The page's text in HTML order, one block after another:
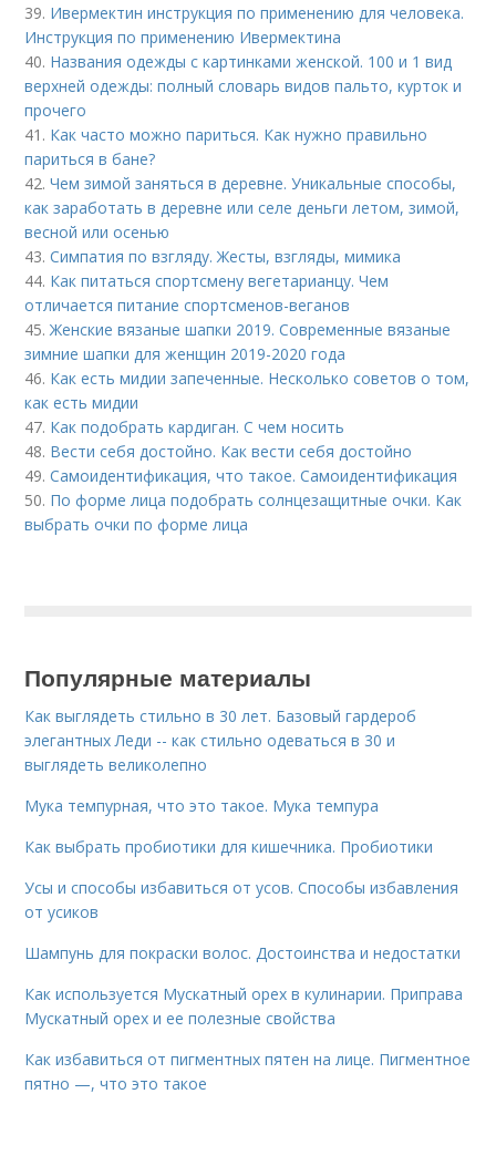
39. Ивермектин инструкция по применению для человека.
Инструкция по применению Ивермектина
40. Названия одежды с картинками женской. 100 и 1 вид
верхней одежды: полный словарь видов пальто, курток и
прочего
41. Как часто можно париться. Как нужно правильно
париться в бане?
42.Чем зимой заняться в деревне. Уникальные способы,
как заработать в деревне или селе деньги летом, зимой,
весной или осенью
43.Симпатия по взгляду. Жесты, взгляды, мимика
44. Как питаться спортсмену вегетарианцу. Чем
отличается питание спортсменов-веганов
45.Женские вязаные шапки 2019. Современные вязаные
зимние шапки для женщин 2019-2020 года
46. Как есть мидии запеченные. Несколько советов о том,
как есть мидии
47. Как подобрать кардиган. С чем носить
48. Вести себя достойно. Как вести себя достойно
49.Самоидентификация, что такое. Самоидентификация
50. По форме лица подобрать солнцезащитные очки. Как
выбрать очки по форме лица
Популярные материалы
Как выглядеть стильно в 30 лет. Базовый гардероб
элегантных Леди -- как стильно одеваться в 30 и
выглядеть великолепно
Мука темпурная, что это такое. Мука темпура
Как выбрать пробиотики для кишечника. Пробиотики
Усы и способы избавиться от усов. Способы избавления
от усиков
Шампунь для покраски волос. Достоинства и недостатки
Как используется Мускатный орех в кулинарии. Приправа
Мускатный орех и ее полезные свойства
Как избавиться от пигментных пятен на лице. Пигментное
пятно —, что это такое